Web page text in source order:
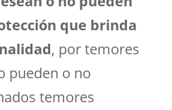
que brinda
, por temores
pueden o no
temores